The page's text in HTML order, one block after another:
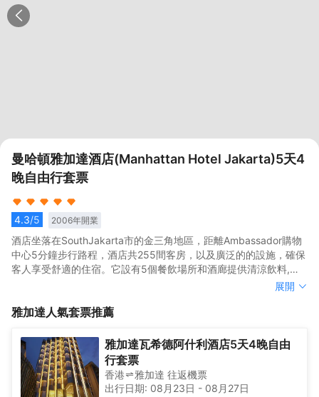
曼哈頓雅加達酒店(Manhattan Hotel Jakarta)5天4
晚自由行套票
4.3/5 2006年開業
酒店坐落在SouthJakarta市的金三角地區，距離Ambassador購物
中心5分鐘步行路程，酒店共255間客房，以及廣泛的的設施，確保
客人享受舒適的住宿。它設有5個餐飲場所和酒廊提供清涼飲料,並
提供清爽的飲料。迎客大堂，提供24小時接待和24小時退房服務，
額外費用）。
酒店坐落在SouthJakarta市的金三角地區，距離Ambassador購物
客人享受舒適的住宿。它設有5個餐飲場所和酒廊提供清涼飲料,並
設有保險箱。酒店還設有會議設施和無線上網，洗衣服務（需 支付
額外費用）。
展開
雅加達人氣套票推薦
雅加達瓦希德阿什利酒店5天4晚自由
行套票
香港 雅加達 往返機票
出行日期: 08月23日 - 08月27日